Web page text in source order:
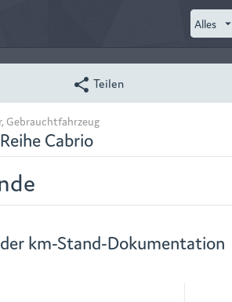
arrow_drop_down
share Teilen
Gebrauchtfahrzeug
Cabrio
km-Stand-Dokumentation